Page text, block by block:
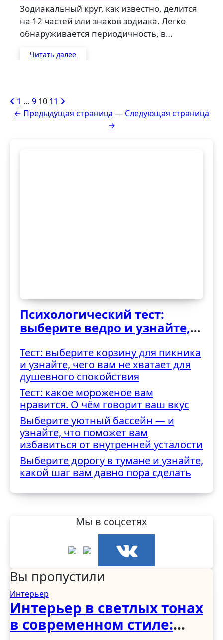
Зодиакальный круг, как известно, делится
на 12 частей или знаков зодиака. Легко
обнаруживается периодичность, в…
Читать далее
Пагинация
записей
1 … 9 10 11
← Предыдущая страница — Следующая страница
→
Психологический тест:
выберите ведро и узнайте,
трудностями
Тест: выберите корзину для пикника
и узнайте, чего вам не хватает для
душевного спокойствия
Тест: какое мороженое вам
нравится. О чём говорит ваш вкус
Выберите уютный бассейн — и
узнайте, что поможет вам
избавиться от внутренней усталости
Выберите дорогу в тумане и узнайте,
какой шаг вам давно пора сделать
Мы в соцсетях
Вы пропустили
Интерьер
Интерьер в светлых тонах
в современном стиле: